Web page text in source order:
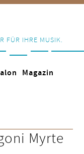
FÜR IHRE MUSIK.
Magazin
Myrte